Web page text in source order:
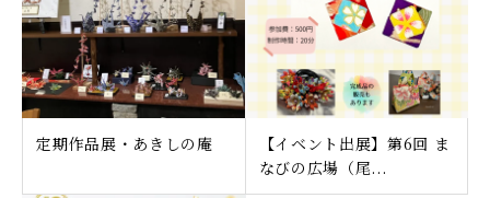
定期作品展・あきしの庵
【イベント出展】第6回 ま
なびの広場（尾...